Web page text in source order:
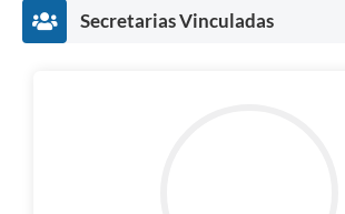
Secretarias Vinculadas